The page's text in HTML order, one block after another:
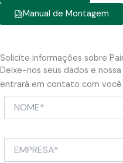
Manual de Montagem
Solicite informações sobre
Deixe-nos seus dados e
entrará em contato com você